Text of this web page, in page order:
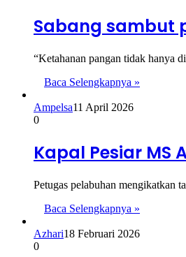
Sabang sambut
“Ketahanan pangan tidak hanya
Baca Selengkapnya »
Ampelsa11 April 2026
0
Kapal Pesiar MS
Petugas pelabuhan mengikatkan
Baca Selengkapnya »
Azhari18 Februari 2026
0